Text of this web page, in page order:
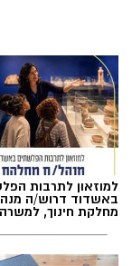
למוזאון לתרבות
באשדוד דרוש/ה
מחלקת חינוך,